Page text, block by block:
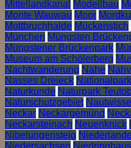
Mittellandkanal
Modellbau
Monte Wauwau Moor
Mottbruchhalde Mückenstich
München Müngsten
Müngstener Brückenpark
Museum am Schölerberg
Nachtwanderung Nahe
Nasses Dreieck Nationalpark
Naturkunde Naturpark
Naturschutzgebiet
Neckar Neckargemünd
Neckarsteinach Neuenknick
Nibelungensteig
Niedersachsen